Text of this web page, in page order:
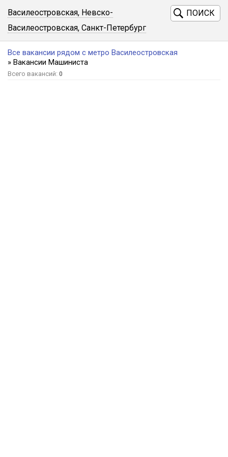
Василеостровская, Невско-
Василеостровская, Санкт-Петербург
ПОИСК
Все вакансии рядом с метро Василеостровская
» Вакансии Машиниста
Всего вакансий: 0